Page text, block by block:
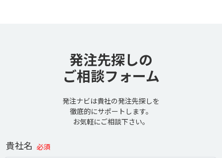
発注先探しの
ご相談フォーム
発注ナビは貴社の発注先探しを
徹底的にサポートします。
お気軽にご相談下さい。
貴社名 必須